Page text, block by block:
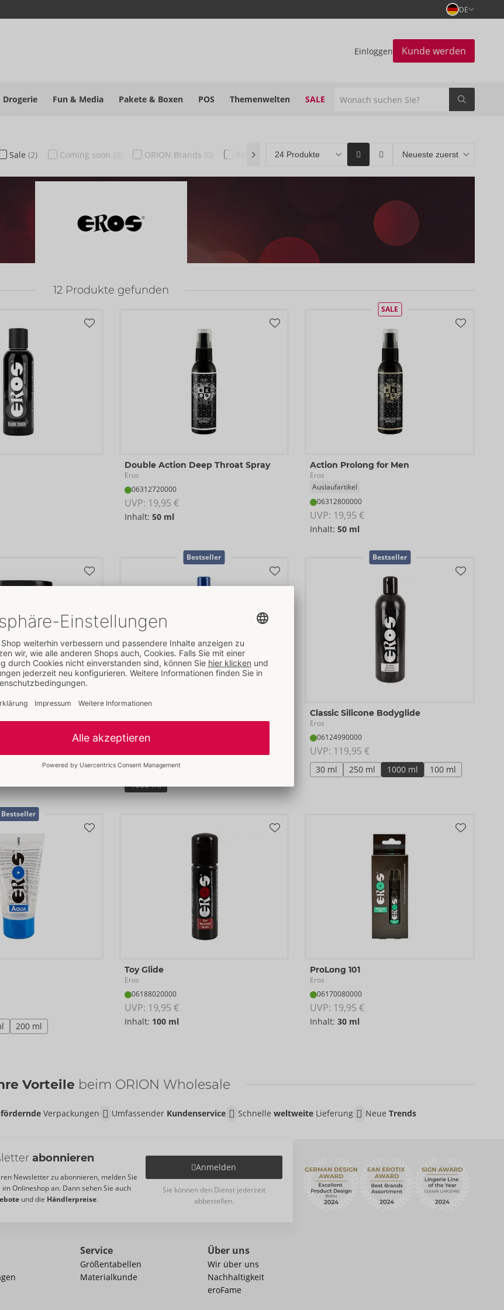
DE
Einloggen Kunde werden
Drogerie Fun & Media Pakete & Boxen POS Themenwelten SALE
Sale (2) Coming soon (0) ORION Brands (0) Bestseller(3)
12 Produkte gefunden
Double Action Deep Throat Spray
Eros
06312720000
UVP: 19,95 €
Inhalt: 50 ml
SALE
Action Prolong for Men
Eros
Auslaufartikel
06312800000
UVP: 19,95 €
Inhalt:50 ml
1000 ml
Bestseller
Eros
06133710000
50 ml 100 ml
1000 ml
Bestseller
Classic Silicone Bodyglide
Eros
06124990000
UVP: 119,95 €
30 ml 250 ml 1000 ml 100 ml
Bestseller
200 ml
Toy Glide
Eros
06188020000
UVP: 19,95 €
Inhalt: 100 ml
ProLong 101
Eros
06170080000
UVP: 19,95 €
Inhalt:30 ml
Vorteile beim ORION Wholesale
Verpackungen Umfassender Kundenservice Schnelle weltweiteLieferung Neue Trends
abonnieren
Newsletter zu abonnieren, melden Sie
Onlineshop an. Dann sehen Sie auch
und die Händlerpreise.
Anmelden
Sie können den Dienst jederzeit
abbestellen.
Service
Größentabellen
Materialkunde
Über uns
Wir über uns
Nachhaltigkeit
eroFame